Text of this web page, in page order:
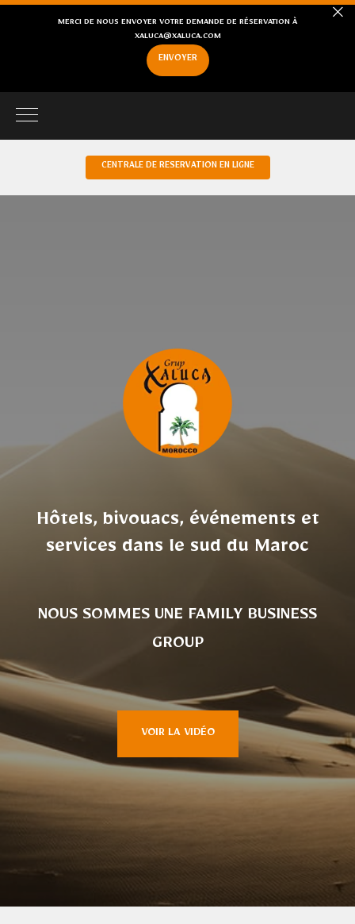
MERCI DE NOUS ENVOYER VOTRE DEMANDE DE RÉSERVATION À
XALUCA@XALUCA.COM
ENVOYER
CENTRALE DE RÉSERVATION EN LIGNE
Hôtels, bivouacs, événements et
services dans le sud du Maroc
NOUS SOMMES UNE FAMILY BUSINESS
GROUP
VOIR LA VIDÉO